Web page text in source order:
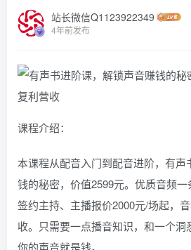
站长微信Q1123922349
4年前发布
课程介绍：
本课程从配音入门到配音进阶，有声
钱的秘密，价值2599元。优质音频一
签约主持、主播报价2000元/场起，
收。只需要一点播音知识，和一个洞
你的声音就是钱。